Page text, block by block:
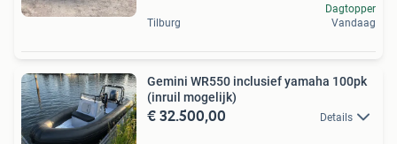
Tilburg
Dagtopper
Vandaag
Gemini WR550 inclusief yamaha 100pk
(inruil mogelijk)
€ 32.500,00 Details